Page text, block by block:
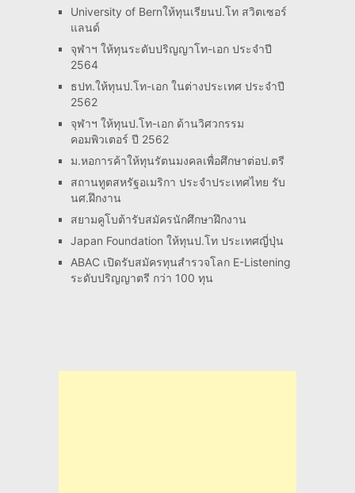
University of Bernให้ทุนเรียนป.โท สวิตเซอร์
แลนด์
จุฬาฯ ให้ทุนระดับปริญญาโท-เอก ประจำปี
2564
ธปท.ให้ทุนป.โท-เอก ในต่างประเทศ ประจำปี
2562
จุฬาฯ ให้ทุนป.โท-เอก ด้านวิศวกรรม
คอมพิวเตอร์ ปี 2562
ม.หอการค้าให้ทุนรัตนมงคลเพื่อศึกษาต่อป.ตรี
สถานทูตสหรัฐอเมริกา ประจำประเทศไทย รับ
นศ.ฝึกงาน
สยามคูโบต้ารับสมัครนักศึกษาฝึกงาน
Japan Foundation ให้ทุนป.โท ประเทศญี่ปุ่น
ABAC เปิดรับสมัครทุนสำรวจโลก E-Listening
ระดับปริญญาตรี กว่า 100 ทุน